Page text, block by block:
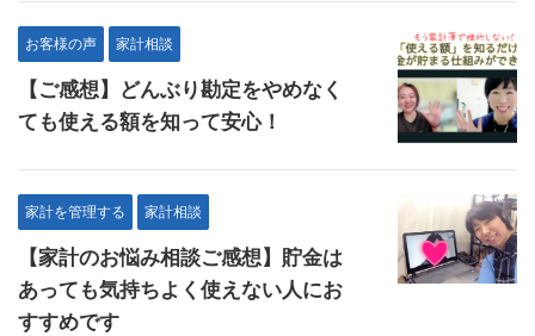
お客様の声 家計相談
【ご感想】どんぶり勘定をやめなく
ても使える額を知って安心！
家計を管理する 家計相談
【家計のお悩み相談ご感想】貯金は
あっても気持ちよく使えない人にお
すすめです